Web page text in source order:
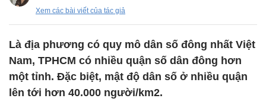
Xem các bài viết của tác giả
Là địa phương có quy mô dân số đông nhất Việt
Nam, TPHCM có nhiều quận số dân đông hơn
một tỉnh. Đặc biệt, mật độ dân số ở nhiều quận
lên tới hơn 40.000 người/km2.